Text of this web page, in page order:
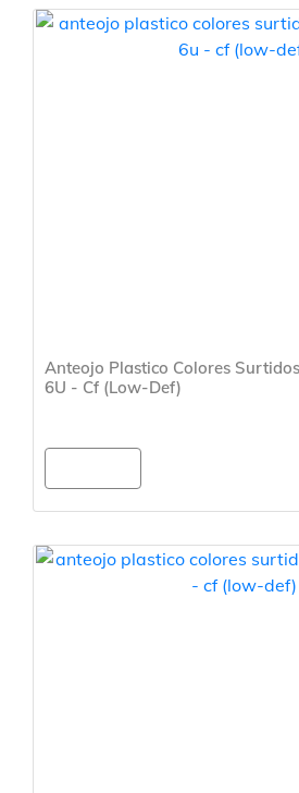
Anteojo Plastico Colores
6U - Cf (Low-Def)